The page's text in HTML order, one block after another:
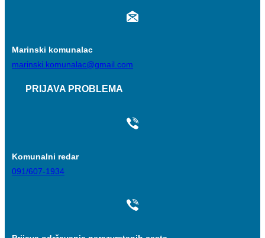
Marinski komunalac
marinski.komunalac@gmail.com
PRIJAVA PROBLEMA
Komunalni redar
091/607-1934